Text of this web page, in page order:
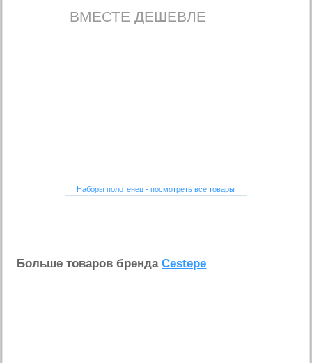
ВМЕСТЕ ДЕШЕВЛЕ
Наборы полотенец - посмотреть все товары →
Больше товаров брендаCestepe